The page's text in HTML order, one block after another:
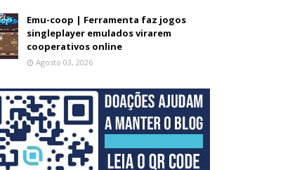
Emu-coop | Ferramenta faz jogos
singleplayer emulados virarem
cooperativos online
Agosto 03, 2026